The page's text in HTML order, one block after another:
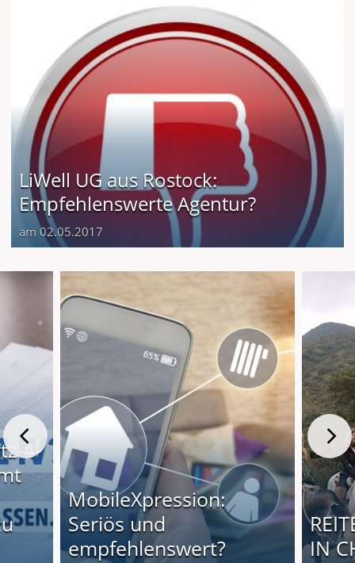
LiWell UG aus Rostock:
Empfehlenswerte Agentur?
am 02.05.2017
4-
MobileXpression:
Seriös und
empfehlenswert?
IN